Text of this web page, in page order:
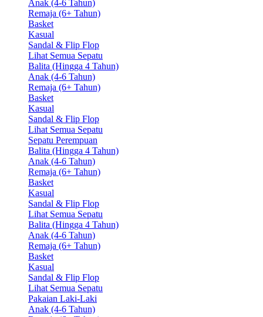
Anak (4-6 Tahun)
Remaja (6+ Tahun)
Basket
Kasual
Sandal & Flip Flop
Lihat Semua Sepatu
Balita (Hingga 4 Tahun)
Anak (4-6 Tahun)
Remaja (6+ Tahun)
Basket
Kasual
Sandal & Flip Flop
Lihat Semua Sepatu
Sepatu Perempuan
Balita (Hingga 4 Tahun)
Anak (4-6 Tahun)
Remaja (6+ Tahun)
Basket
Kasual
Sandal & Flip Flop
Lihat Semua Sepatu
Balita (Hingga 4 Tahun)
Anak (4-6 Tahun)
Remaja (6+ Tahun)
Basket
Kasual
Sandal & Flip Flop
Lihat Semua Sepatu
Pakaian Laki-Laki
Anak (4-6 Tahun)